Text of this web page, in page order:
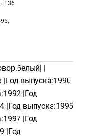
E36
|
|Год выпуска:1990
|Год
|Год выпуска:1995
|Год
|Год